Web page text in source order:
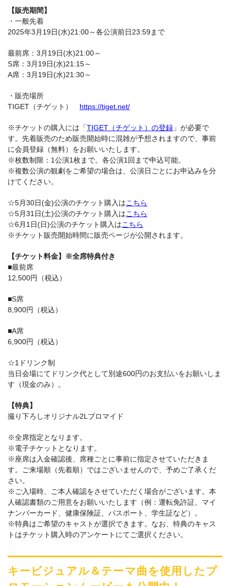
【販売期間】
・一般先着
2025年3月19日(水)21:00～各公演前日23:59まで
最前席：3月19日(水)21:00～
S席：3月19日(水)21:15～
A席：3月19日(水)21:30～
・販売場所
TIGET（チゲット） https://tiget.net/
※チケットの購入には「TIGET（チゲット）の登録 」が必要で
す。先着販売のため販売開始時に混雑が予想されますので、事前
に会員登録（無料）をお願いいたします。
※枚数制限：1公演1枚まで。各公演1回まで申込可能。
※複数公演の観劇をご希望の場合は、公演日ごとにお申込みを分
けてください。
☆5月30日(金)公演のチケット購入はこちら
☆5月31日(土)公演のチケット購入はこちら
☆6月1日(日)公演のチケット購入はこちら
※チケット販売開始時間に販売ページが公開されます。
【チケット料金】※全席特典付き
■最前席
12,500円（税込）
■S席
8,900円（税込）
■A席
6,900円（税込）
☆1ドリンク制
当日会場にてドリンク代として別途600円のお支払いをお願いしま
す（現金のみ）。
【特典】
撮り下ろしオリジナル2Lブロマイド
※全席指定となります。
※電子チケットとなります。
※座席は入金確認後、席種ごとに事前に指定させていただきま
す。ご来場順（先着順）ではございませんので、予めご了承くだ
さい。
※ご入場時、ご本人確認をさせていただく場合がございます。本
人確認書類のご用意をお願いいたします（例：運転免許証、マイ
ナンバーカード、健康保険証、パスポート、学生証など）。
※特典はご希望のキャストが選択できます。なお、特典のキャス
トはチケット購入時のアンケートにてご選択ください。
キービジュアル＆テーマ曲を使用したプ